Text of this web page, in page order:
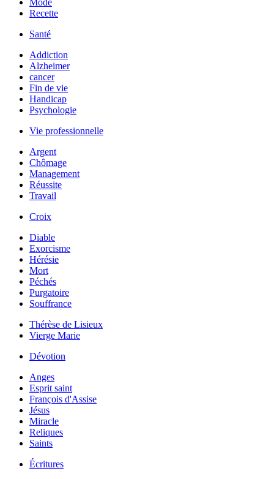
Mode
Recette
Santé
Addiction
Alzheimer
cancer
Fin de vie
Handicap
Psychologie
Vie professionnelle
Argent
Chômage
Management
Réussite
Travail
Croix
Diable
Exorcisme
Hérésie
Mort
Péchés
Purgatoire
Souffrance
Thérèse de Lisieux
Vierge Marie
Dévotion
Anges
Esprit saint
François d'Assise
Jésus
Miracle
Reliques
Saints
Écritures